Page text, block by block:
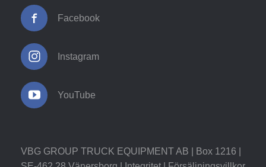
Facebook
Instagram
YouTube
VBG GROUP TRUCK EQUIPMENT AB | Box 1216 |